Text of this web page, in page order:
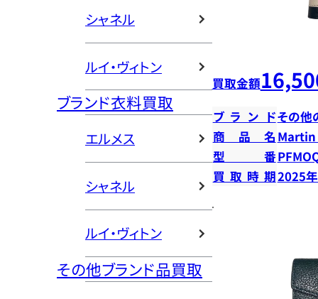
シャネル
ルイ・ヴィトン
ブランド衣料買取
エルメス
シャネル
ルイ・ヴィトン
その他ブランド品買取
買取金額
ブランドその他
商品名 Martin
型番
買取時期2025